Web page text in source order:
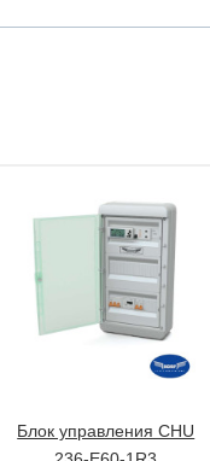
Блок управления CHU